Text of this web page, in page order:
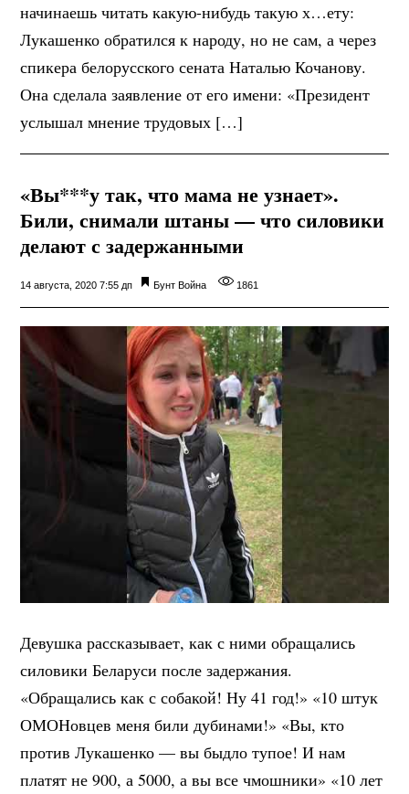
начинаешь читать какую-нибудь такую х…ету:
Лукашенко обратился к народу, но не сам, а через
спикера белорусского сената Наталью Кочанову.
Она сделала заявление от его имени: «Президент
услышал мнение трудовых […]
«Вы***у так, что мама не узнает».
Били, снимали штаны — что силовики
делают с задержанными
14 августа, 2020 7:55 дп Бунт Война 1861
Девушка рассказывает, как с ними обращались
силовики Беларуси после задержания.
«Обращались как с собакой! Ну 41 год!» «10 штук
ОМОНовцев меня били дубинами!» «Вы, кто
против Лукашенко — вы быдло тупое! И нам
платят не 900, а 5000, а вы все чмошники» «10 лет